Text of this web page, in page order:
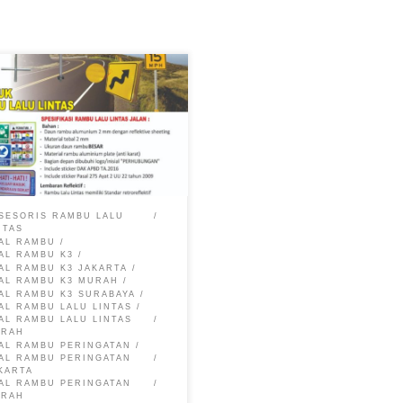
larangan, Pabrik Jual Rambu
Pabrik Jual Rambu,
Rambu, Jual Rambu, Jual
Jakarta Timur Rambu
Penegakan Aturan untuk
Keamanan dan
Lalu Lintas Rambu
sistem transportasi
tertib dan aman, keberadaan
lalu lintas memiliki peran
sangat vital. […]
RAMBU LALU
RAMBU
RAMBU K3
RAMBU K3 JAKARTA
RAMBU K3 MURAH
RAMBU K3 SURABAYA
RAMBU LALU LINTAS
RAMBU LALU LINTAS
RAMBU PERINGATAN
RAMBU PERINGATAN
RAMBU PERINGATAN